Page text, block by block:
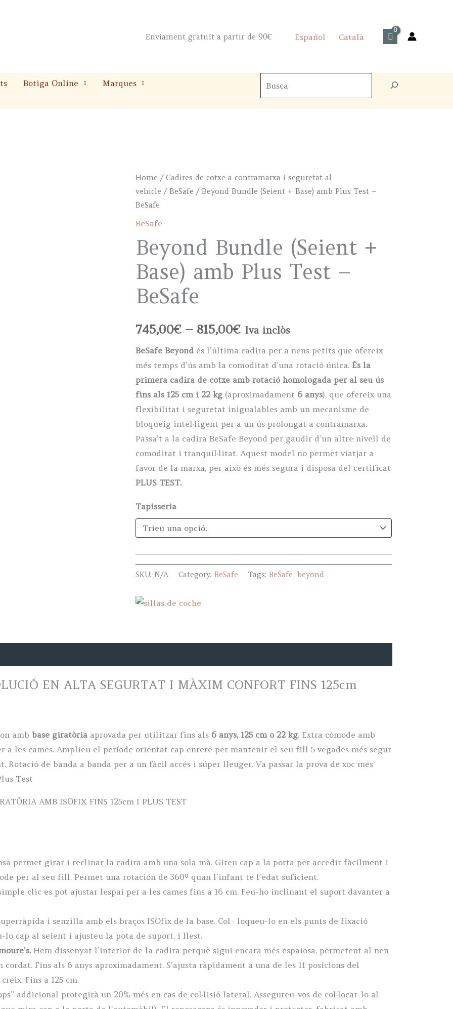
Enviament gratuït a partir de 90€ Español Català
Botiga Online
Marques
Home /Cadires de cotxe a contramarxa i seguretat al
vehicle /BeSafe / Beyond Bundle (Seient + Base) amb Plus Test –
BeSafe
BeSafe
Beyond Bundle (Seient +
Base) amb Plus Test –
BeSafe
745,00€ – 815,00€Price
range:
745,00€
through
815,00€
Iva inclòs
BeSafe Beyond és l’última cadira per a nens petits que ofereix
més temps d’ús amb la comoditat d’una rotació única.És la
primera cadira de cotxe amb rotació homologada per al seu ús
fins als 125 cm i 22 kg (aproximadament 6 anys), que ofereix una
flexibilitat i seguretat inigualables amb un mecanisme de
bloqueig intel·ligent per a un ús prolongat a contramarxa.
Passa’t a la cadira BeSafe Beyond per gaudir d’un altre nivell de
comoditat i tranquil·litat. Aquest model no permet viatjar a
favor de la marxa, per això és més segura i disposa del certificat
PLUS TEST.
Tapisseria
SKU:N/A Category:BeSafe Tags:BeSafe,beyond
EN ALTA SEGURTAT I MÀXIM CONFORT FINS 125cm
amb base giratòria aprovada per utilitzar fins als 6 anys, 125 cm o 22 kg. Extra còmode amb
a les cames. Amplieu el període orientat cap enrere per mantenir el seu fill 5 vegades més segur
Rotació de banda a banda per a un fàcil accés i súper lleuger. Va passar la prova de xoc més
Test
AMB ISOFIX FINS 125cm I PLUS TEST
permet girar i reclinar la cadira amb una sola mà. Gireu cap a la porta per accedir fàcilment i
per al seu fill. Permet una rotación de 360º quan l’infant te l’edat suficient.
clic es pot ajustar lespai per a les cames fins a 16 cm. Feu-ho inclinant el suport davanter a
i senzilla amb els braços ISOfix de la base. Col · loqueu-lo en els punts de fixació
lo cap al seient i ajusteu la pota de suport, i llest.
Hem dissenyat l’interior de la cadira perquè sigui encara més espaiosa, permetent al nen
Fins als 6 anys aproximadament. S’ajusta ràpidament a una de les 11 posicions del
Fins a 125 cm.
addicional protegirà un 20% més en cas de col·lisió lateral. Assegureu-vos de col·locar-lo al